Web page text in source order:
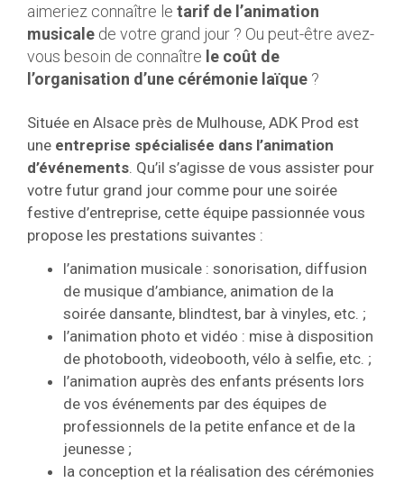
aimeriez connaître le tarif de l’animation
musicale de votre grand jour ? Ou peut-être avez-
vous besoin de connaître le coût de
l’organisation d’une cérémonie laïque ?
Située en Alsace près de Mulhouse, ADK Prod est
une entreprise spécialisée dans l’animation
d’événements. Qu’il s’agisse de vous assister pour
votre futur grand jour comme pour une soirée
festive d’entreprise, cette équipe passionnée vous
propose les prestations suivantes :
l’animation musicale : sonorisation, diffusion
de musique d’ambiance, animation de la
soirée dansante, blindtest, bar à vinyles, etc. ;
l’animation photo et vidéo : mise à disposition
de photobooth, videobooth, vélo à selfie, etc. ;
l’animation auprès des enfants présents lors
de vos événements par des équipes de
professionnels de la petite enfance et de la
jeunesse ;
la conception et la réalisation des cérémonies